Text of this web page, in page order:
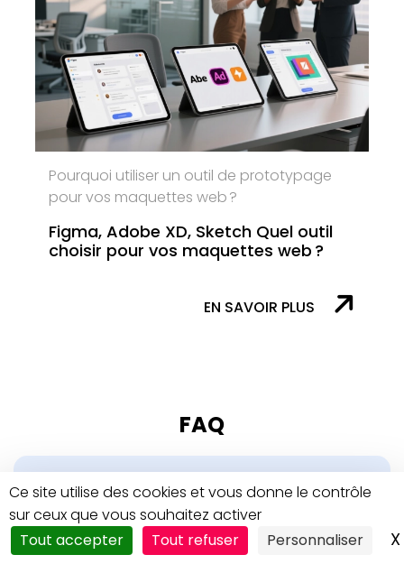
Ce site utilise des cookies et vous donne le contrôle
sur ceux que vous souhaitez activer
Tout accepter
Tout refuser Personnaliser X
Pourquoi utiliser un outil de prototypage
pour vos maquettes web ?
Figma, Adobe XD, Sketch Quel outil
choisir pour vos maquettes web ?
EN SAVOIR PLUS
FAQ
Quels services propose votre agence web
en Tunisie ?
Nous créons des sites web, boutiques en ligne,